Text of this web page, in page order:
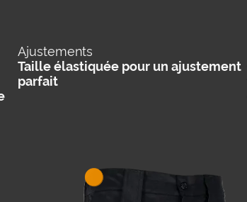
Ajustements
Taille élastiquée pour un ajustement
parfait